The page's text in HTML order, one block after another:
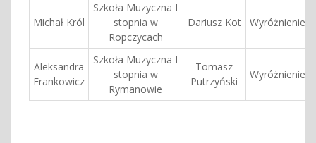
Michał Król
Szkoła Muzyczna I
stopnia w
Ropczycach
Dariusz Kot Wyróżnienie
Aleksandra
Frankowicz
Szkoła Muzyczna I
stopnia w
Rymanowie
Tomasz
Putrzyński
Wyróżnienie